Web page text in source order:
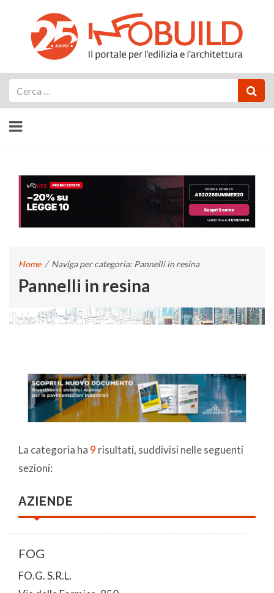
Home / Naviga per categoria: Pannelli in resina
Pannelli in resina
La categoria ha 9 risultati, suddivisi nelle seguenti
sezioni:
AZIENDE
FOG
FO.G. S.R.L.